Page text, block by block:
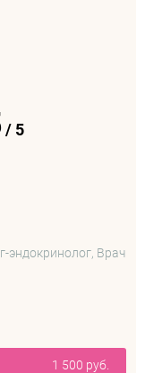
/5
эндокринолог, Врач
1 500 руб.